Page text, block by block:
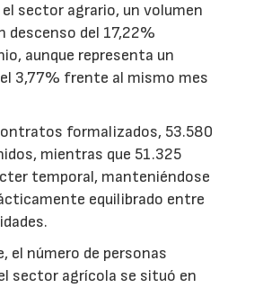
sector agrario, un volumen
descenso del 17,22%
aunque representa un
3,77% frente al mismo mes
formalizados, 53.580
mientras que 51.325
temporal, manteniéndose
equilibrado entre
el número de personas
sector agrícola se situó en